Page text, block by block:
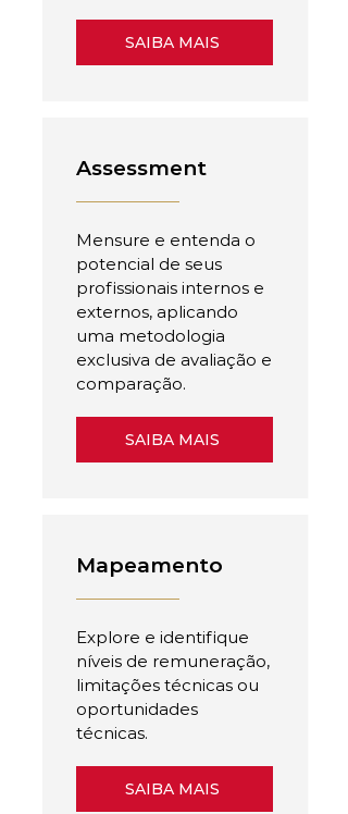
SAIBA MAIS
Assessment
Mensure e entenda o
potencial de seus
profissionais internos e
externos, aplicando
uma metodologia
exclusiva de avaliação e
comparação.
SAIBA MAIS
Mapeamento
Explore e identifique
níveis de remuneração,
limitações técnicas ou
oportunidades
técnicas.
SAIBA MAIS